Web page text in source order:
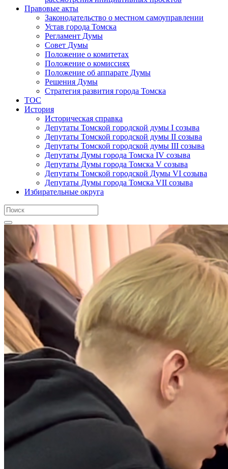
Правовые акты
Законодательство о местном самоуправлении
Устав города Томска
Регламент Думы
Совет Думы
Положение о комитетах
Положение о комиссиях
Положение об аппарате Думы
Решения Думы
Стратегия развития города Томска
ТОС
История
Историческая справка
Депутаты Томской городской думы I созыва
Депутаты Томской городской думы II созыва
Депутаты Томской городской думы III созыва
Депутаты Думы города Томска IV созыва
Депутаты Думы города Томска V созыва
Депутаты Томской городской Думы VI созыва
Депутаты Думы города Томска VII созыва
Избирательные округа